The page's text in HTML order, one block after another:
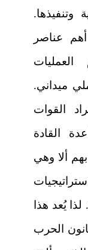
عناصر
العمليات
ميداني.
القوات
القادة
ألا وهي
يُعد هذا
الحرب